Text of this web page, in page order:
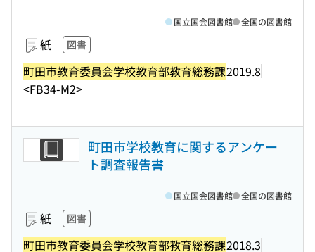
紙 図書
町田市教育委員会学校教育部教育総務課2019.8
<FB34-M2>
国立国会図書館 全国の図書館
町田市学校教育に関するアンケー
ト調査報告書
紙 図書
町田市教育委員会学校教育部教育総務課2018.3
国立国会図書館 全国の図書館